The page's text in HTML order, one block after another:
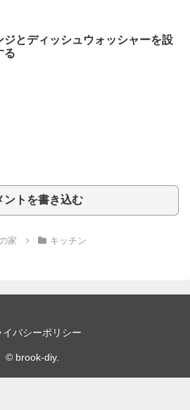
ジとディッシュウォッシャーを設
る
ントを書き込む
家 キッチン
イバシーポリシー
© brook-diy.